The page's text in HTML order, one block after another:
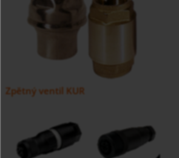
Zpětný ventil KUR